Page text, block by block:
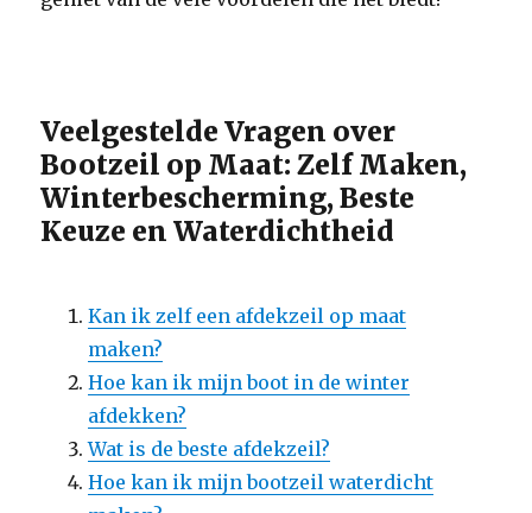
Veelgestelde Vragen over
Bootzeil op Maat: Zelf Maken,
Winterbescherming, Beste
Keuze en Waterdichtheid
Kan ik zelf een afdekzeil op maat
maken?
Hoe kan ik mijn boot in de winter
afdekken?
Wat is de beste afdekzeil?
Hoe kan ik mijn bootzeil waterdicht